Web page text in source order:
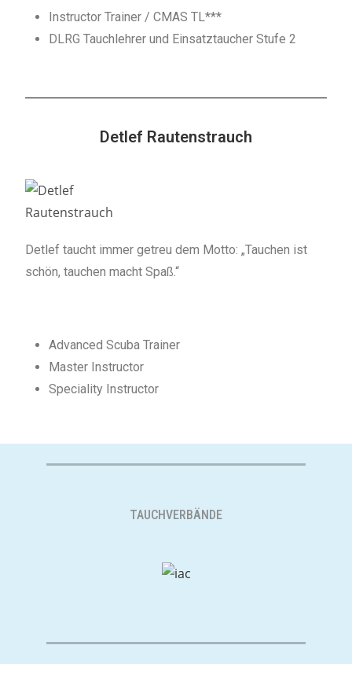
Instructor Trainer / CMAS TL***
DLRG Tauchlehrer und Einsatztaucher Stufe 2
Detlef Rautenstrauch
Detlef taucht immer getreu dem Motto: „Tauchen ist
schön, tauchen macht Spaß.“
Advanced Scuba Trainer
Master Instructor
Speciality Instructor
TAUCHVERBÄNDE